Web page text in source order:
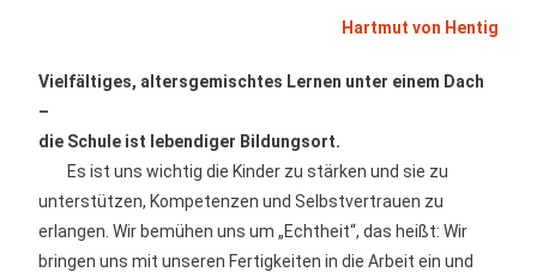
Hartmut von Hentig
Vielfältiges, altersgemischtes Lernen unter einem Dach
–
die Schule ist lebendiger Bildungsort.
Es ist uns wichtig die Kinder zu stärken und sie zu
unterstützen, Kompetenzen und Selbstvertrauen zu
erlangen. Wir bemühen uns um „Echtheit“, das heißt: Wir
bringen uns mit unseren Fertigkeiten in die Arbeit ein und